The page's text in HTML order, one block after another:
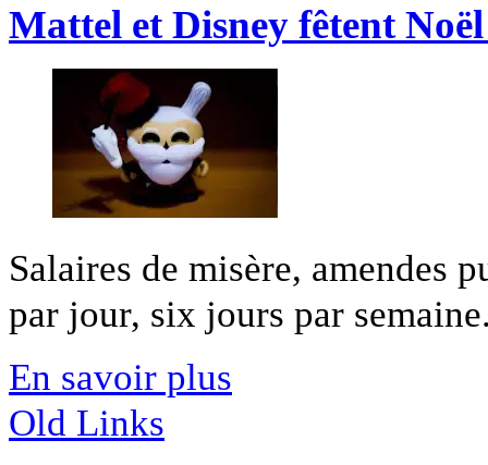
Mattel et Disney fêtent
Salaires de misère, amendes
par jour, six jours par
En savoir plus
Old Links